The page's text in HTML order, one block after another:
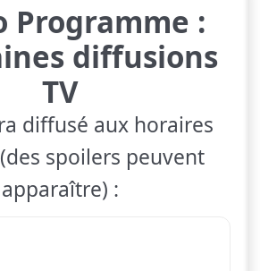
Programme :
diffusions
TV
diffusé aux horaires
spoilers peuvent
apparaître) :